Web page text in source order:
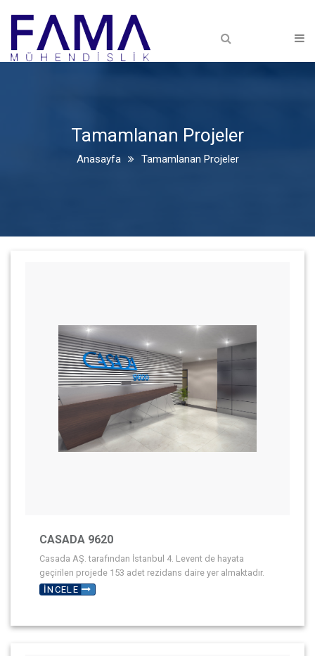
Anasayfa
Hakkımızda
Tamamlanan Projeler
Anasayfa Tamamlanan Projeler
CASADA 9620
Casada AŞ. tarafından İstanbul 4. Levent de hayata
geçirilen projede 153 adet rezidans daire yer almaktadır.
İNCELE